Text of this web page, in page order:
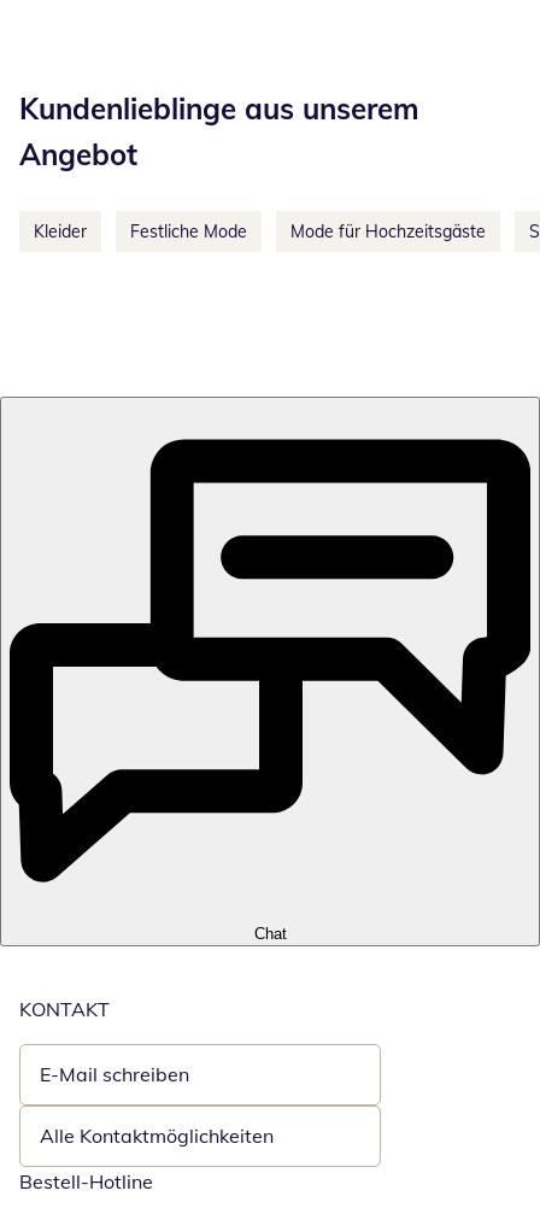
Kundenlieblinge aus unserem
Angebot
Kleider Festliche Mode Mode für Hochzeitsgäste
Chat
KONTAKT
E-Mail schreiben
Öffnet E-Mail-Client
Alle Kontaktmöglichkeiten
Bestell-Hotline